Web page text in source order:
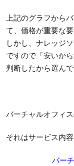
上記のグラフから
て、価格が重要な
しかし、ナレッジ
ですので「安いか
判断したから選ん
バーチャルオフィ
それはサービス内容
バー